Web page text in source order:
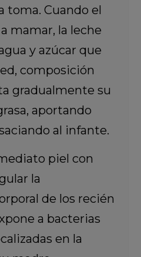
toma. Cuando el
mamar, la leche
y azúcar que
composición
gradualmente su
aportando
al infante.
piel con
la
de los recién
a bacterias
en la